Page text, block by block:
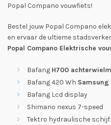
Popal Compano vouwfiets!
Bestel jouw Popal Compano
en ervaar de ultieme
Popal Compano Elektrische
Bafang H700
Bafang 420 Wh
Bafang Lcd display
Shimano nexus 7-speed
Tektro hydraulische